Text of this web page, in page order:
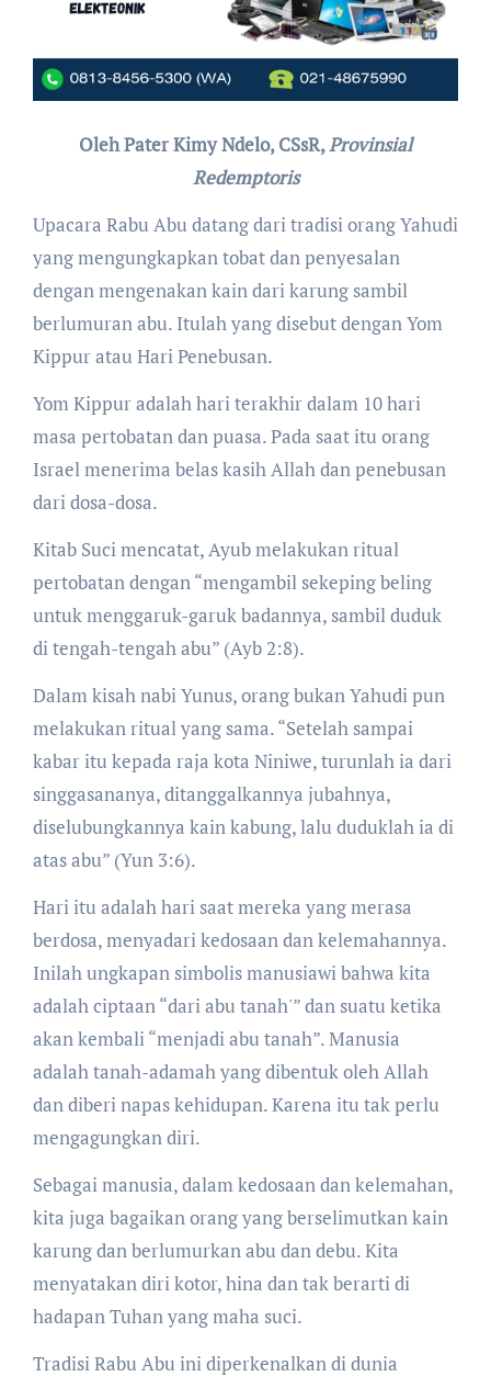
Oleh Pater Kimy Ndelo, CSsR,Provinsial
Redemptoris
Upacara Rabu Abu datang dari tradisi orang Yahudi
yang mengungkapkan tobat dan penyesalan
dengan mengenakan kain dari karung sambil
berlumuran abu. Itulah yang disebut dengan Yom
Kippur atau Hari Penebusan.
Yom Kippur adalah hari terakhir dalam 10 hari
masa pertobatan dan puasa. Pada saat itu orang
Israel menerima belas kasih Allah dan penebusan
dari dosa-dosa.
Kitab Suci mencatat, Ayub melakukan ritual
pertobatan dengan “mengambil sekeping beling
untuk menggaruk-garuk badannya, sambil duduk
di tengah-tengah abu” (Ayb 2:8).
Dalam kisah nabi Yunus, orang bukan Yahudi pun
melakukan ritual yang sama. “Setelah sampai
kabar itu kepada raja kota Niniwe, turunlah ia dari
singgasananya, ditanggalkannya jubahnya,
diselubungkannya kain kabung, lalu duduklah ia di
atas abu” (Yun 3:6).
Hari itu adalah hari saat mereka yang merasa
berdosa, menyadari kedosaan dan kelemahannya.
Inilah ungkapan simbolis manusiawi bahwa kita
adalah ciptaan “dari abu tanah'” dan suatu ketika
akan kembali “menjadi abu tanah”. Manusia
adalah tanah-adamah yang dibentuk oleh Allah
dan diberi napas kehidupan. Karena itu tak perlu
mengagungkan diri.
Sebagai manusia, dalam kedosaan dan kelemahan,
kita juga bagaikan orang yang berselimutkan kain
karung dan berlumurkan abu dan debu. Kita
menyatakan diri kotor, hina dan tak berarti di
hadapan Tuhan yang maha suci.
Tradisi Rabu Abu ini diperkenalkan di dunia